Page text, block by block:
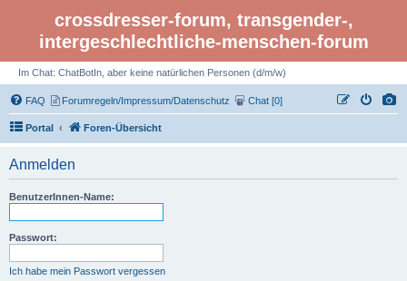
crossdresser-forum, transgender-,
intergeschlechtliche-menschen-forum
Im Chat: ChatBotIn, aber keine natürlichen Personen (d/m/w)
FAQ Forumregeln/Impressum/Datenschutz Chat [0]
Portal Foren-Übersicht
Anmelden
BenutzerInnen-Name:
Passwort:
Ich habe mein Passwort vergessen